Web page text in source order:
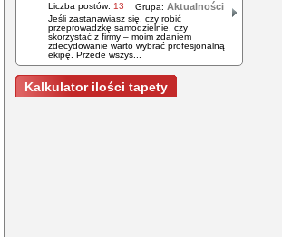
Liczba postów: 13 Grupa: Aktualności
Jeśli zastanawiasz się, czy robić
przeprowadzkę samodzielnie, czy
skorzystać z firmy – moim zdaniem
zdecydowanie warto wybrać profesjonalną
ekipę. Przede wszys...
Kalkulator ilości tapety